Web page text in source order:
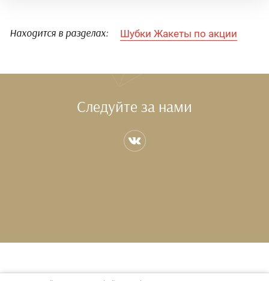
Находится в разделах: Шубки Жакеты по акции
Следуйте за нами